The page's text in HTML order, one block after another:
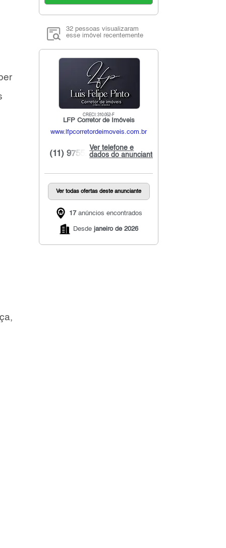
32 pessoas visualizaram
esse imóvel recentemente
CRECI: 310.052-F
LFP Corretor de Imóveis
www.lfpcorretordeimoveis.com.br
Ver telefone e
dados do anunciante
(11) 9755...
Ver todas ofertas deste anunciante
17anúncios encontrados
Desde janeiro de 2026